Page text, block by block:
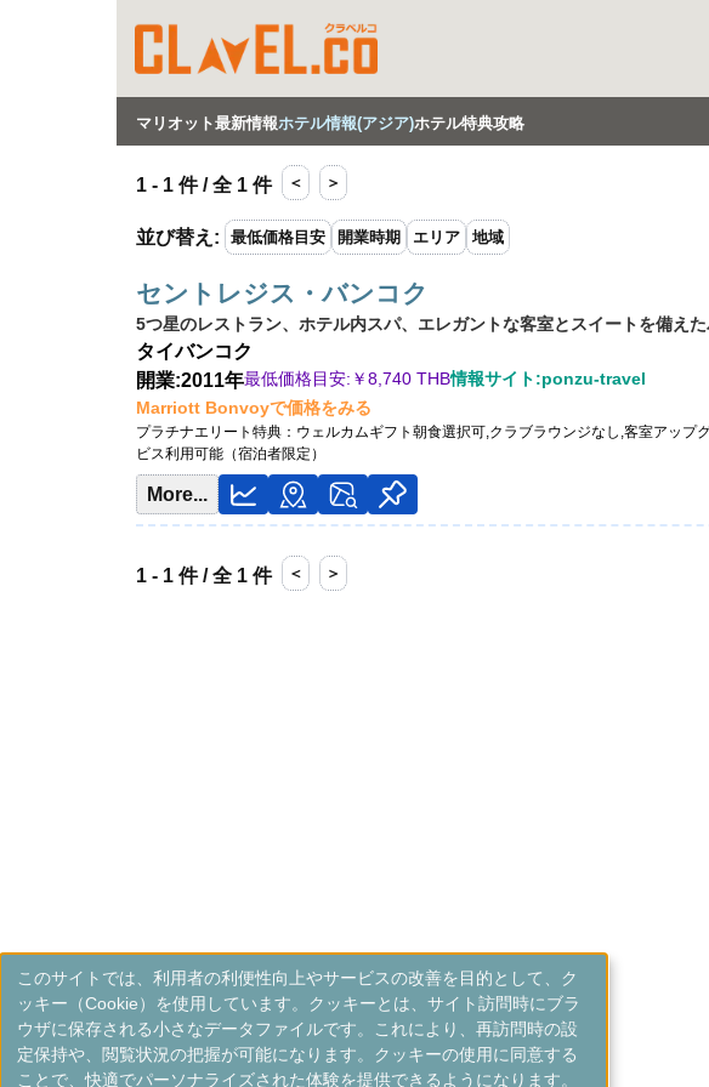
マリオット最新情報ホテル情報(アジア)ホテル特典攻略
1 - 1 件 / 全 1 件 ＜ ＞
並び替え : 最低価格目安 開業時期 エリア 地域
セントレジス・バンコク
5つ星のレストラン、ホテル内スパ、エレガントな客室とスイートを備えた
タイバンコク
開業:2011年最低価格目安:￥8,740 THB情報サイト:ponzu-travel
Marriott Bonvoyで価格をみる
プラチナエリート特典： ウェルカムギフト朝食選択可,クラブラウンジなし,客室アッ
ビス利用可能（宿泊者限定）
More...
1 - 1 件 / 全 1 件 ＜ ＞
このサイトでは、利用者の利便性向上やサービスの改善を目的として、ク
ッキー（Cookie）を使用しています。クッキーとは、サイト訪問時にブラ
ウザに保存される小さなデータファイルです。これにより、再訪問時の設
定保持や、閲覧状況の把握が可能になります。クッキーの使用に同意する
ことで、快適でパーソナライズされた体験を提供できるようになります。